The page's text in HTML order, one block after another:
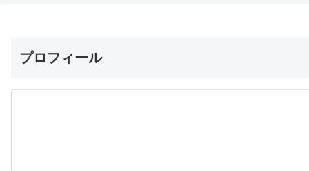
プロフィール